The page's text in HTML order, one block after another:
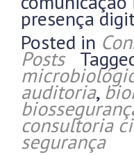
presença
Posted in
Posts
auditoria,
consultoria
segurança